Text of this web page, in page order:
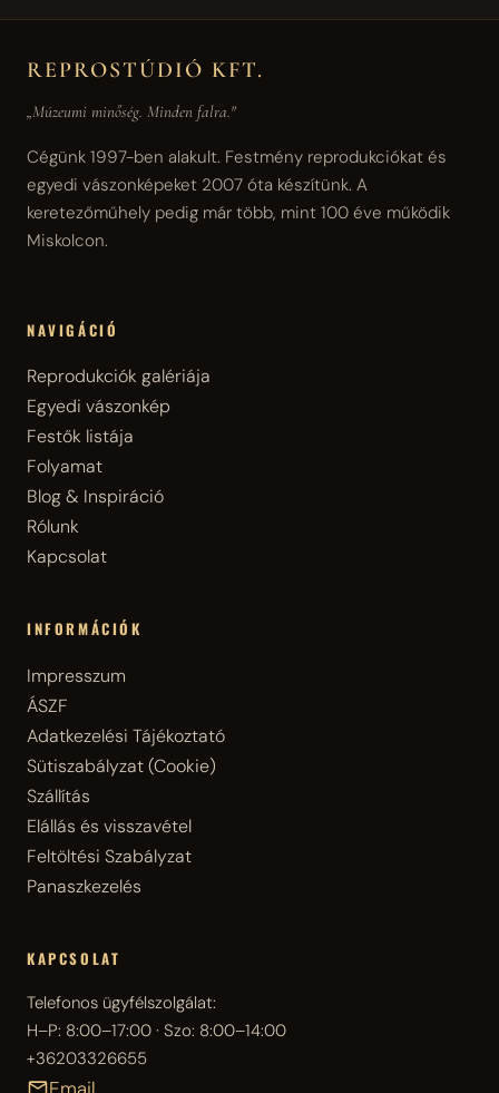
REPROSTÚDIÓ KFT.
„Múzeumi minőség. Minden falra."
Cégünk 1997-ben alakult. Festmény reprodukciókat és
egyedi vászonképeket 2007 óta készítünk. A
keretezőműhely pedig már több, mint 100 éve működik
Miskolcon.
NAVIGÁCIÓ
Reprodukciók galériája
Egyedi vászonkép
Festők listája
Folyamat
Blog & Inspiráció
Rólunk
Kapcsolat
INFORMÁCIÓK
Impresszum
ÁSZF
Adatkezelési Tájékoztató
Sütiszabályzat (Cookie)
Szállítás
Elállás és visszavétel
Feltöltési Szabályzat
Panaszkezelés
KAPCSOLAT
Telefonos ügyfélszolgálat:
H–P: 8:00–17:00 · Szo: 8:00–14:00
+36203326655